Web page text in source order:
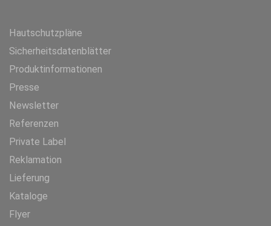
Hautschutzpläne
Sicherheitsdatenblätter
Produktinformationen
Presse
Newsletter
Referenzen
Private Label
Reklamation
Lieferung
Kataloge
Flyer